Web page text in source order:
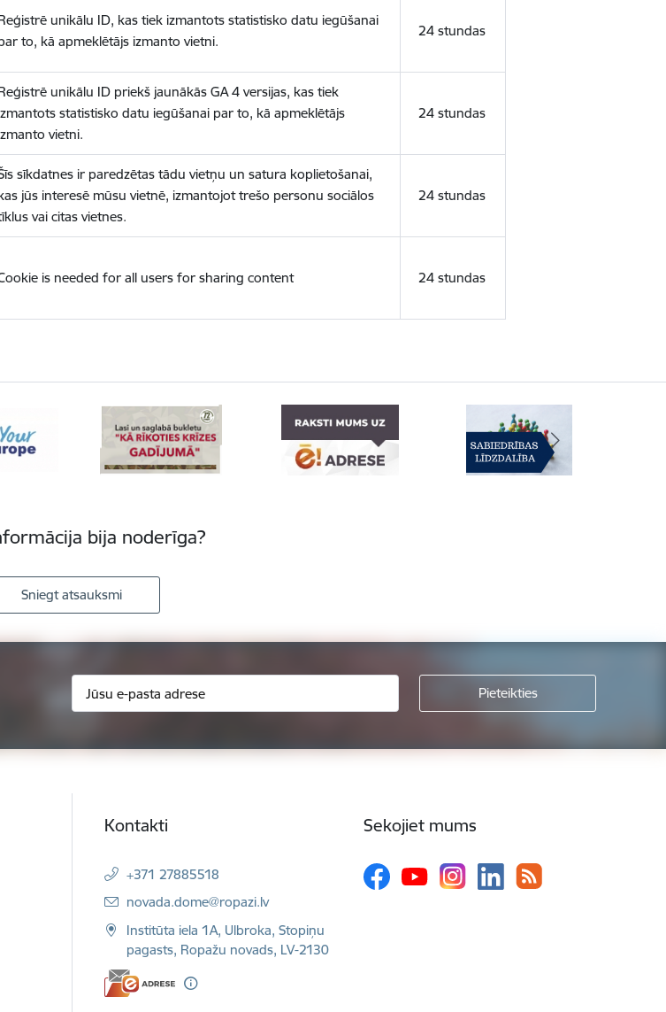
unikālu ID, kas tiek izmantots statistisko datu iegūšanai
to, kā apmeklētājs izmanto vietni.
24 stundas
unikālu ID priekš jaunākās GA 4 versijas, kas tiek
statistisko datu iegūšanai par to, kā apmeklētājs
vietni.
24 stundas
sīkdatnes ir paredzētas tādu vietņu un satura koplietošanai,
jūs interesē mūsu vietnē, izmantojot trešo personu sociālos
vai citas vietnes.
24 stundas
is needed for all users for sharing content 24 stundas
bija noderīga?
Sniegt atsauksmi
Kontakti
+371 27885518
E-pasts:
novada.dome@ropazi.lv
Institūta iela 1A, Ulbroka, Stopiņu
pagasts, Ropažu novads, LV-2130
Sekojiet mums